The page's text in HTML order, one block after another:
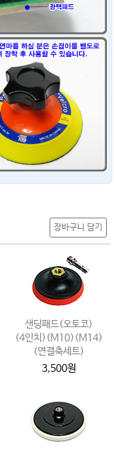
장바구니 담기
샌딩패드(오토코)
(4인치)(M10)(M14)
(연결축세트)
3,500원